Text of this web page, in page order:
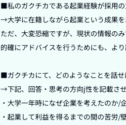
■私のガクチカである起業経験が採用
→大学に在籍しながら起業という成果
ただ、大変恐縮ですが、現状の情報の
的確にアドバイスを行うためにも、よ
■ガクチカにて、どのようなことを話せ
→下記、回答・思考の方向j性を記載さ
・大学一年時になぜ企業を考えたのか/
・起業して利益を得るまでの間の苦労/